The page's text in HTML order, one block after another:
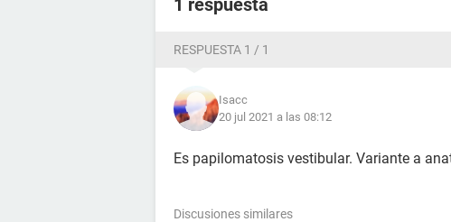
1 respuesta
RESPUESTA 1 / 1
Isacc
20 jul 2021 a las 08:12
Es papilomatosis vestibular. Variante a
Discusiones similares